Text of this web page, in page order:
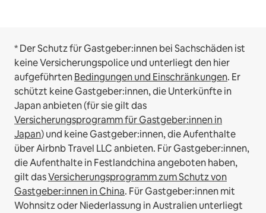
* Der Schutz für Gastgeber:innen bei Sachschäden ist
keine Versicherungspolice und unterliegt den hier
aufgeführtenBedingungen und Einschränkungen. Er
schützt keine Gastgeber:innen, die Unterkünfte in
Japan anbieten (für sie gilt das
Versicherungsprogramm für Gastgeber:innen in
Japan) und keine Gastgeber:innen, die Aufenthalte
über Airbnb Travel LLC anbieten. Für Gastgeber:innen,
die Aufenthalte in Festlandchina angeboten haben,
gilt dasVersicherungsprogramm zum Schutz von
Gastgeber:innen in China. Für Gastgeber:innen mit
Wohnsitz oder Niederlassung in Australien unterliegt